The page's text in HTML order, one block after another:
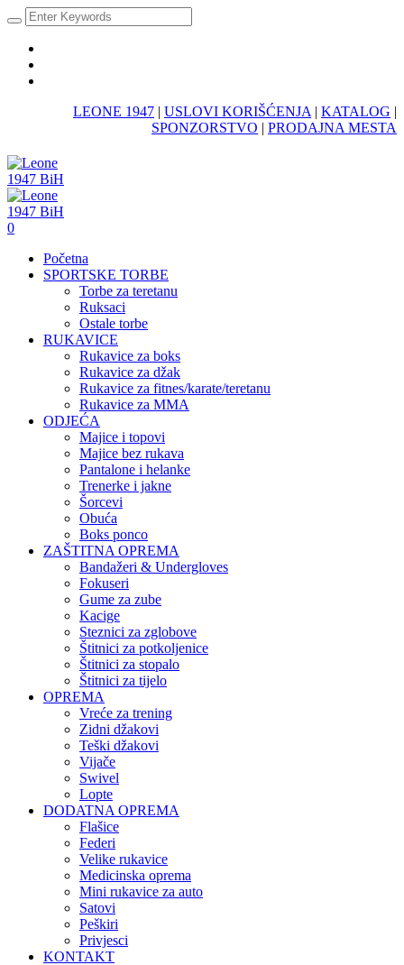
LEONE 1947 | USLOVI KORIŠĆENJA | KATALOG |
SPONZORSTVO | PRODAJNA MESTA
0
Početna
SPORTSKE TORBE
Torbe za teretanu
Ruksaci
Ostale torbe
RUKAVICE
Rukavice za boks
Rukavice za džak
Rukavice za fitnes/karate/teretanu
Rukavice za MMA
ODJEĆA
Majice i topovi
Majice bez rukava
Pantalone i helanke
Trenerke i jakne
Šorcevi
Obuća
Boks ponco
ZAŠTITNA OPREMA
Bandažeri & Undergloves
Fokuseri
Gume za zube
Kacige
Steznici za zglobove
Štitnici za potkoljenice
Štitnici za stopalo
Štitnici za tijelo
OPREMA
Vreće za trening
Zidni džakovi
Teški džakovi
Vijače
Swivel
Lopte
DODATNA OPREMA
Flašice
Federi
Velike rukavice
Medicinska oprema
Mini rukavice za auto
Satovi
Peškiri
Privjesci
KONTAKT